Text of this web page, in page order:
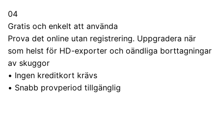
04
Gratis och enkelt att använda
Prova det online utan registrering. Uppgradera när
som helst för HD-exporter och oändliga borttagningar
av skuggor
• Ingen kreditkort krävs
• Snabb provperiod tillgänglig